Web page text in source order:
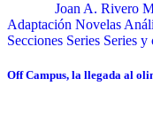
Joan A. Rivero
Adaptación Novelas
Secciones Series Series y
Off Campus, la llegada al